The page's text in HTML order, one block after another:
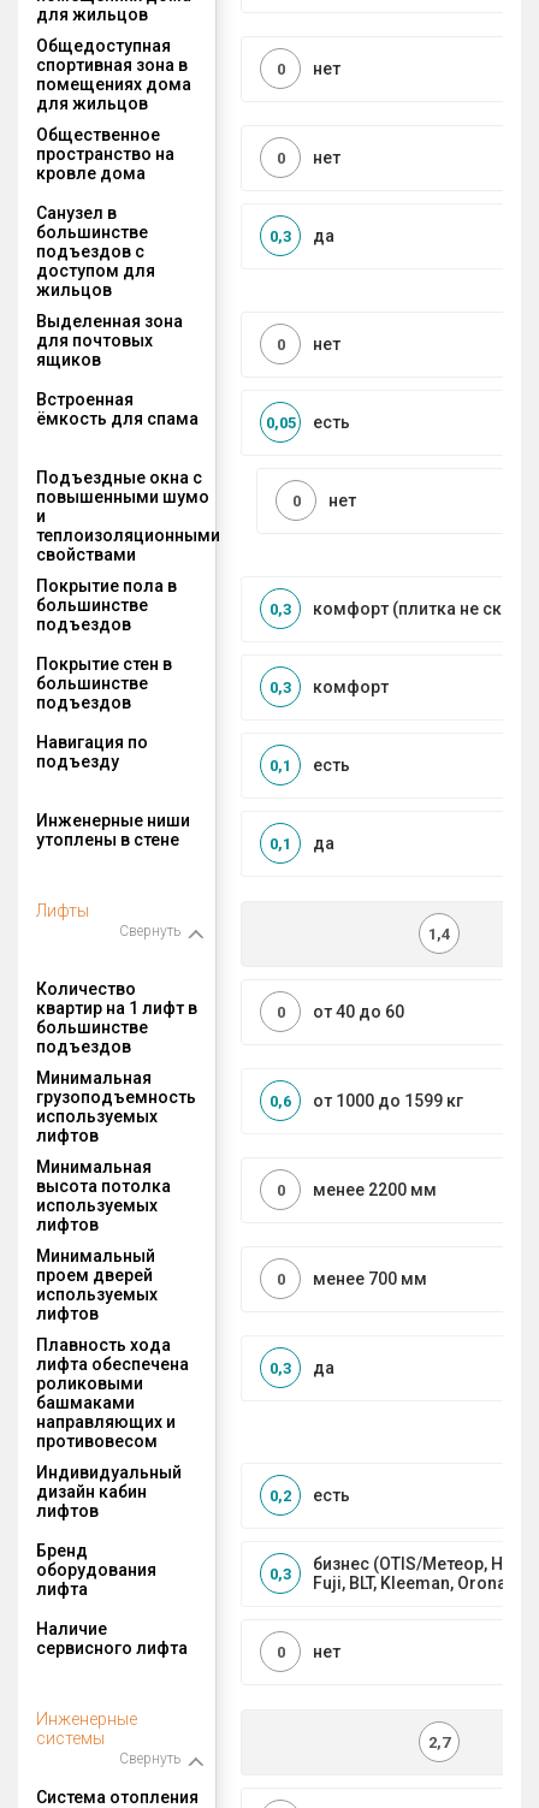
для жильцов
Общедоступная
спортивная зона в
помещениях дома
для жильцов
нет
0
Общественное
пространство на
кровле дома
нет
0
Санузел в
большинстве
подъездов с
доступом для
жильцов
да
0,3
Выделенная зона
для почтовых
ящиков
нет
0
Встроенная
ёмкость для спама
есть
0,05
Подъездные окна с
повышенными шумо
и
теплоизоляционными
свойствами
нет
0
Покрытие пола в
большинстве
подъездов
комфорт (плитка не
0,3
Покрытие стен в
большинстве
подъездов
комфорт
0,3
Навигация по
подъезду
есть
0,1
Инженерные ниши
утоплены в стене
да
0,1
Лифты
Свернуть 1,4
Количество
квартир на 1 лифт в
большинстве
подъездов
от 40 до 60
0
Минимальная
грузоподъемность
используемых
лифтов
от 1000 до 1599 кг
0,6
Минимальная
высота потолка
используемых
лифтов
менее 2200 мм
0
Минимальный
проем дверей
используемых
лифтов
менее 700 мм
0
Плавность хода
лифта обеспечена
роликовыми
башмаками
направляющих и
противовесом
да
0,3
Индивидуальный
дизайн кабин
лифтов
есть
0,2
Бренд
оборудования
лифта
бизнес (OTIS/Метеор,
Fuji, BLT, Kleeman, Orona)
0,3
Наличие
сервисного лифта
нет
0
Инженерные
системы
Свернуть
2,7
Система отопления